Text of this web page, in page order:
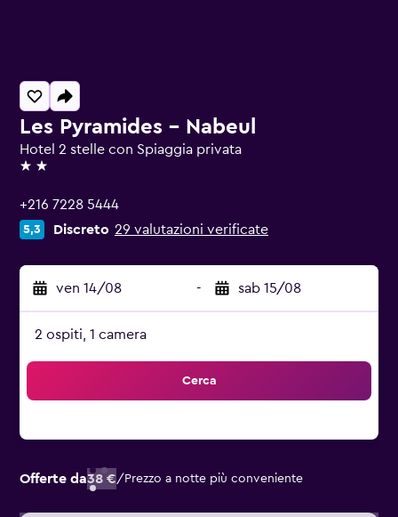
Les Pyramides - Nabeul
Hotel 2 stelle con Spiaggia privata
2 stelle
+216 7228 5444
5,3 Discreto 29 valutazioni verificate
ven 14/08 - sab 15/08
2 ospiti, 1 camera
Cerca
Offerte da38 €/ Prezzo a notte più conveniente